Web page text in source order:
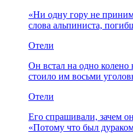
«Ни одну гору не
слова альпиниста,
Отели
Он встал на одно
стоило им восьми
Отели
Его спрашивали, зачем
«Потому что был